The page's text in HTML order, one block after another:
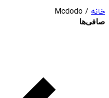
خانه / Mcdodo
صافی‌ها